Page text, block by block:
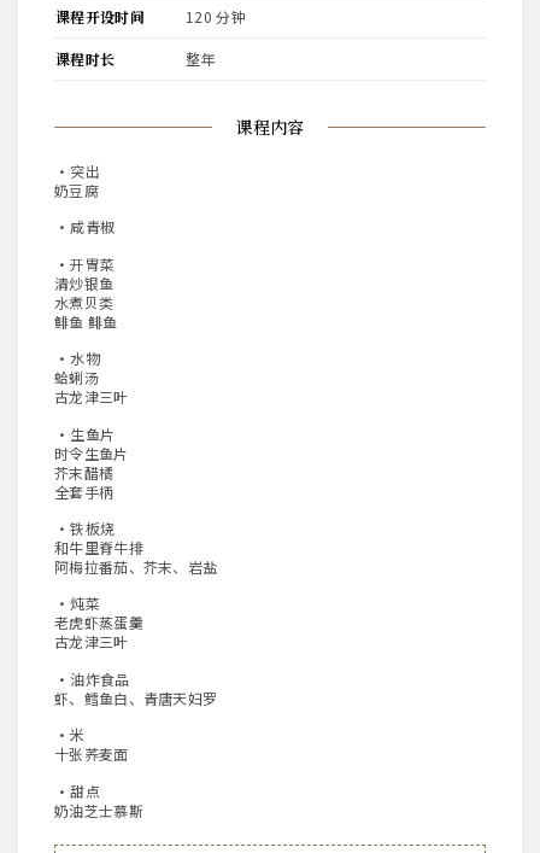
课程内容
·突出
奶豆腐
・咸青椒
・开胃菜
清炒银鱼
水煮贝类
鲱鱼 鲱鱼
・水物
蛤蜊汤
古龙津三叶
・生鱼片
时令生鱼片
芥末醋橘
全套手柄
・铁板烧
和牛里脊牛排
阿梅拉番茄、芥末、岩盐
・炖菜
老虎虾蒸蛋羹
古龙津三叶
・油炸食品
虾、鳕鱼白、青唐天妇罗
·米
十张荞麦面
·甜点
奶油芝士慕斯
课程开设时间 120 分钟
课程时长 整年